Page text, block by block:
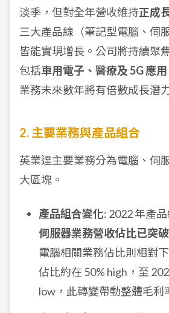
淡季，但對全年營收維持正成
三大產品線（筆記型電腦、伺
皆能實現增長。公司將持續聚
包括車用電子、醫療及 5G 應用
業務未來數年將有倍數成長潛
2. 主要業務與產品組合
英業達主要業務分為電腦、伺
大區塊。
產品組合變化: 2022 年產
伺服器業務營收佔比已突
電腦相關業務佔比則相對
佔比約在 50% high，至
low，此轉變帶動整體毛利